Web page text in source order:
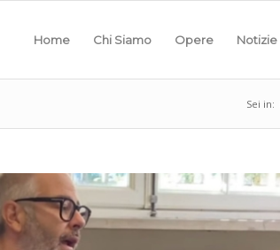
Home Chi Siamo Opere Notizie
Sei in: